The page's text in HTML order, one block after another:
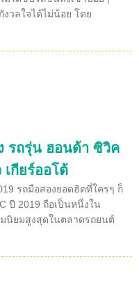
วลใจได้ไม่น้อย โดย
รถรุ่น ฮอนด้า ซิวิค
เกียร์ออโต้
รถมือสองยอดฮิตที่ใครๆ ก็
ปี 2019 ถือเป็นหนึ่งใน
นิยมสูงสุดในตลาดรถยนต์